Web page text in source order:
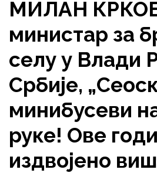
МИЛАН
министар за
селу у Влади
Србије,
минибусеви
руке! Ове
издвојено